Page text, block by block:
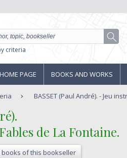
criteria
HOME PAGE BOOKS AND WORKS
BASSET (Paul André). - Jeu
de La Fontaine.‎
books of this bookseller